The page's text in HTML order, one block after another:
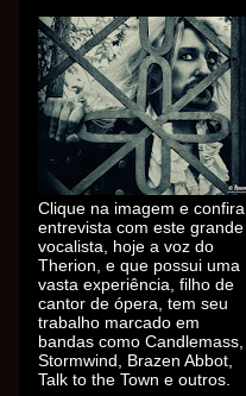
Clique na imagem e confira
entrevista com este grande
vocalista, hoje a voz do
Therion, e que possui uma
vasta experiência, filho de
cantor de ópera, tem seu
trabalho marcado em
bandas como Candlemass,
Stormwind, Brazen Abbot,
Talk to the Town e outros.